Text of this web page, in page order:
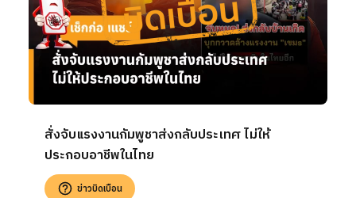
สั่งจับแรงงานกัมพูชาส่งกลับประเทศ ไม่ให้
ประกอบอาชีพในไทย
ข่าวบิดเบือน